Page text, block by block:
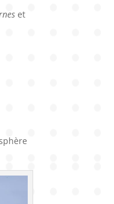
et